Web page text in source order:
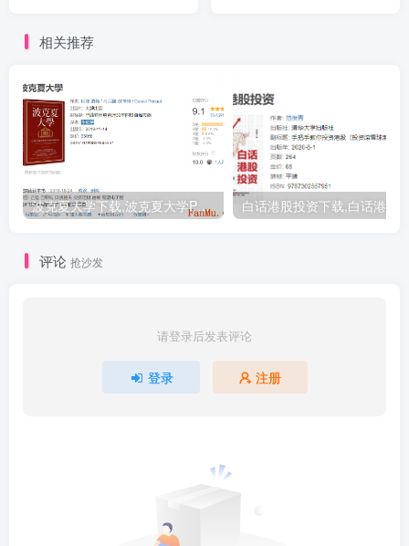
相关推荐
波克夏大学下载,波克夏大学PDF下载,台湾价值投资书籍
评论 抢沙发
请登录后发表评论
登录 注册